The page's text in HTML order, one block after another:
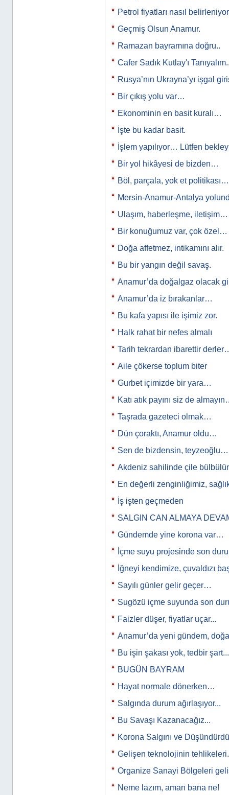
Petrol fiyatları nasıl
Geçmiş Olsun Anamur.
Ramazan bayramına doğru..
Cafer Sadık Kutlay'ı
Rusya’nın Ukrayna’yı işgal
Bir çıkış yolu var…
Ekonominin en basit kuralı…
İşte bu kadar basit.
İşlem yapılıyor… Lütfen
Bir yol hikâyesi de bizden…
Böl, parçala, yok et politikası…
Mersin-Anamur-Antalya
Ulaşım, haberleşme, iletişim…
Bir konuğumuz var, çok özel…
Doğa affetmez, intikamını alır.
Bu bir yangın değil savaş.
Anamur’da doğalgaz olacak
Anamur’da iz bırakanlar…
Bu kafa yapısı ile işimiz zor.
Halk rahat bir nefes almalı
Tarih tekrardan ibarettir
Aile çökerse toplum biter
Gurbet içimizde bir yara…
Katı atık payını siz de
Taşrada gazeteci olmak…
Dün çoraktı, Anamur oldu…
Sen de bizdensin, teyzeoğlu…
Akdeniz sahilinde çile
En değerli zenginliğimiz,
İş işten geçmeden
SALGIN CAN ALMAYA
Gündemde yine korona var…
İçme suyu projesinde son
İğneyi kendimize, çuvaldızı
Sayılı günler gelir geçer…
Sugözü içme suyunda son
Faizler düşer, fiyatlar uçar...
Anamur’da yeni gündem,
Bu işin şakası yok, tedbir
BUGÜN BAYRAM
Hayat normale dönerken…
Salgında durum ağırlaşıyor...
Bu Savaşı Kazanacağız...
Korona Salgını ve
Gelişen teknolojinin
Organize Sanayi Bölgeleri
Neme lazım, aman bana ne!